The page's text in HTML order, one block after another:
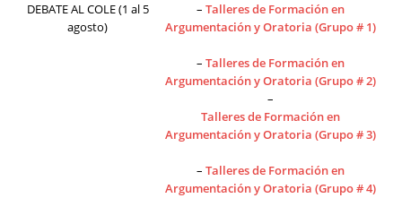
DEBATE AL COLE (1 al 5
agosto)
– Talleres de Formación en
Argumentación y Oratoria (Grupo # 1)
– Talleres de Formación en
Argumentación y Oratoria (Grupo # 2)
–
Talleres de Formación en
Argumentación y Oratoria (Grupo # 3)
– Talleres de Formación en
Argumentación y Oratoria (Grupo # 4)